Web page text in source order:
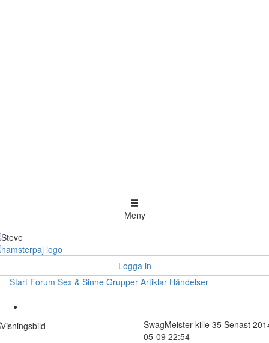
Meny
Logga in
Start Forum Sex & Sinne Grupper Artiklar Händelser
SwagMeister kille 35 Senast
05-09 22:54